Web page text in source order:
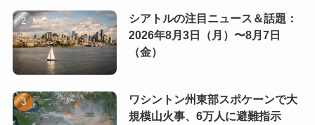
シアトルの注目ニュース＆話題：
2026年8月3日（月）〜8月7日
（金）
ワシントン州東部スポケーンで大
規模山火事、6万人に避難指示